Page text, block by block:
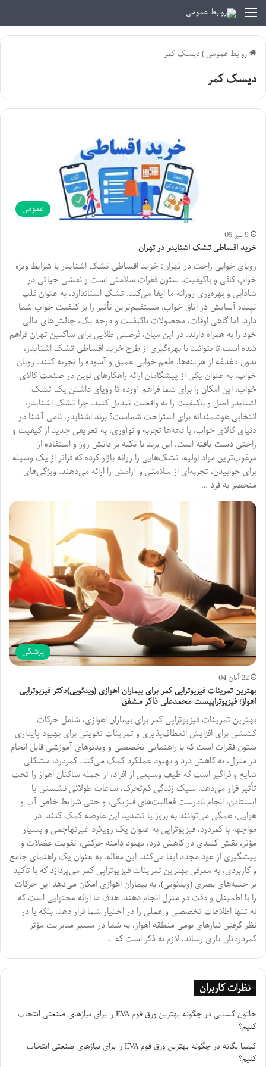
منو
روابط عمومی)دیسک کمر
دیسک کمر
عمومی
9 تیر 05
خرید اقساطی تشک اشنایدر در تهران
رویای خوابی راحت در تهران: خرید اقساطی تشک اشنایدر با شرایط ویژه
خواب کافی و باکیفیت، ستون فقرات سلامتی است و نقشی حیاتی در
شادابی و بهره‌وری روزانه ما ایفا می‌کند. تشک استاندارد، به عنوان قلب
تپنده آسایش در اتاق خواب، مستقیم‌ترین تأثیر را بر کیفیت خواب شما
دارد. اما گاهی اوقات، محصولات باکیفیت و درجه یک، چالش‌های مالی
خود را به همراه دارند. در این میان، فرصتی طلایی برای ساکنین تهران فراهم
شده است تا بتوانند با بهره‌گیری از طرح خرید اقساطی تشک اشنایدر،
بدون دغدغه از هزینه‌ها، طعم خوابی عمیق و آسوده را تجربه کنند. رویان
خواب، به عنوان یکی از پیشگامان ارائه راهکارهای نوین در صنعت کالای
خواب، این امکان را برای شما فراهم آورده تا رویای داشتن یک تشک
اشنایدر اصل و باکیفیت را به واقعیت تبدیل کنید. چرا تشک اشنایدر،
انتخابی هوشمندانه برای استراحت شماست؟ برند اشنایدر، نامی آشنا در
دنیای کالای خواب، با دهه‌ها تجربه و نوآوری، به تعریفی جدید از کیفیت و
راحتی دست یافته است. این برند با تکیه بر دانش روز و استفاده از
مرغوب‌ترین مواد اولیه، تشک‌هایی را روانه بازار کرده که فراتر از یک وسیله
برای خوابیدن، تجربه‌ای از سلامتی و آرامش را ارائه می‌دهند. ویژگی‌های
منحصر به فرد …
پزشکی
22 آبان 04
بهترین تمرینات فیزیوتراپی کمر برای بیماران اهوازی (ویدئویی)دکتر فیزیوتراپی
اهواز؛ فیزیوتراپیست محمدعلی ذاکر مشفق
بهترین تمرینات فیزیوتراپی کمر برای بیماران اهوازی، شامل حرکات
کششی برای افزایش انعطاف‌پذیری و تمرینات تقویتی برای بهبود پایداری
ستون فقرات است که با راهنمایی تخصصی و ویدئوهای آموزشی قابل انجام
در منزل، به کاهش درد و بهبود عملکرد کمک می‌کند. کمردرد، مشکلی
شایع و فراگیر است که طیف وسیعی از افراد، از جمله ساکنان اهواز را تحت
تأثیر قرار می‌دهد. سبک زندگی کم‌تحرک، ساعات طولانی نشستن یا
ایستادن، انجام نادرست فعالیت‌های فیزیکی، و حتی شرایط خاص آب و
هوایی، همگی می‌توانند به بروز یا تشدید این عارضه کمک کنند. در
مواجهه با کمردرد، فیزیوتراپی به عنوان یک رویکرد غیرتهاجمی و بسیار
مؤثر، نقش کلیدی در کاهش درد، بهبود دامنه حرکتی، تقویت عضلات و
پیشگیری از عود مجدد ایفا می‌کند. این مقاله، به عنوان یک راهنمای جامع
و کاربردی، به معرفی بهترین تمرینات فیزیوتراپی کمر می‌پردازد که با تأکید
بر جنبه‌های بصری (ویدئویی)، به بیماران اهوازی امکان می‌دهد این حرکات
را با اطمینان و دقت در منزل انجام دهند. هدف ما ارائه محتوایی است که
نه تنها اطلاعات تخصصی و عملی را در اختیار شما قرار دهد، بلکه با در
نظر گرفتن نیازهای بومی منطقه اهواز، به شما در مسیر مدیریت مؤثر
کمردردتان یاری رساند. لازم به ذکر است که …
نظرات کاربران
خاتون کسایی در
چگونه بهترین ورق فوم EVA را برای نیازهای صنعتی انتخاب
کنیم؟
کیمیا یگانه در
چگونه بهترین ورق فوم EVA را برای نیازهای صنعتی انتخاب
کنیم؟